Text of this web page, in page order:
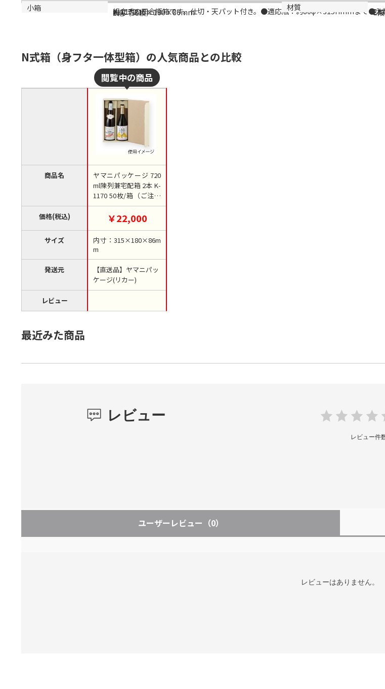
商品説明
組立式の四合瓶箱です。仕切・天パット付き。●適応瓶：約80φ×315Hmmまで●入
メーカー品番
K-1170
規格
2本
サイズ
内寸：315×180×86mm
材質
E段
小箱
1箱（50枚）
N式箱（身フタ一体型箱）の人気商品との比較
商品名
価格(税込)
サイズ
発送元
レビュー
ヤマニパッケージ 720
ml陳列兼宅配箱 2本 K-
1170 50枚/箱（ご注文
単位1箱）【直送品】
￥22,000
内寸：315×180×86m
m
【直送品】ヤマニパッ
ケージ(リカー)
最近みた商品
レビュー
レビュー件
ユーザーレビュー （0）
レビューはありません。